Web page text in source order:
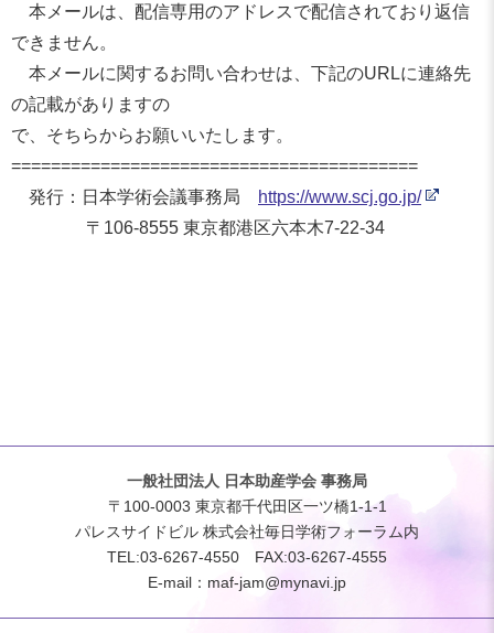
本メールは、 配信専用のアドレスで配信されており返信
できません。
本メールに関するお問い合わせは、 下記のURLに連絡先
の記載がありますの
で、そちらからお願いいたします。
=========================================
発行：日本学術会議事務局
https://www.scj.go.jp/
〒106-8555 東京都港区六本木7-22-34
一般社団法人 日本助産学会 事務局
〒100-0003 東京都千代田区一ツ橋1-1-1
パレスサイドビル 株式会社毎日学術フォーラム内
TEL:03-6267-4550 FAX:03-6267-4555
E-mail： maf-jam@mynavi.jp